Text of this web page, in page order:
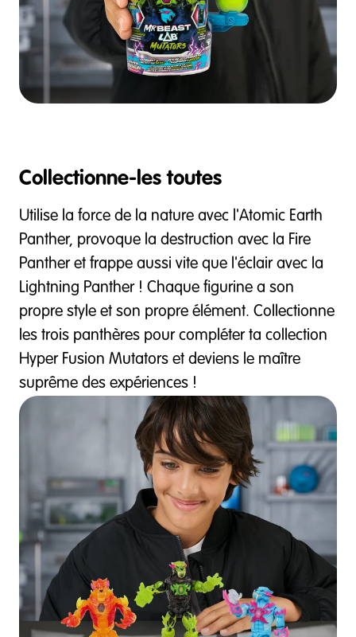
Collectionne-les toutes
Utilise la force de la nature avec l'Atomic Earth
Panther, provoque la destruction avec la Fire
Panther et frappe aussi vite que l'éclair avec la
Lightning Panther ! Chaque figurine a son
propre style et son propre élément. Collectionne
les trois panthères pour compléter ta collection
Hyper Fusion Mutators et deviens le maître
suprême des expériences !